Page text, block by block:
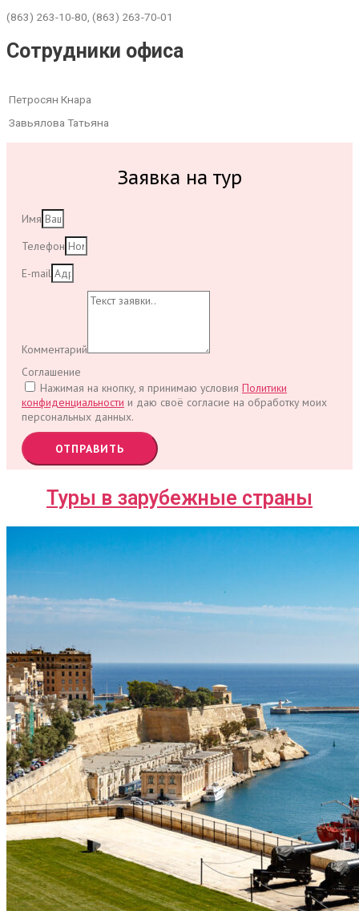
(863) 263-10-80, (863) 263-70-01
Сотрудники офиса
Петросян Кнара
Завьялова Татьяна
Заявка на тур
Имя
Телефон
E-mail
Комментарий
Соглашение
Нажимая на кнопку, я принимаю условия Политики
конфиденциальности и даю своё согласие на обработку моих
персональных данных.
ОТПРАВИТЬ
Туры в зарубежные страны